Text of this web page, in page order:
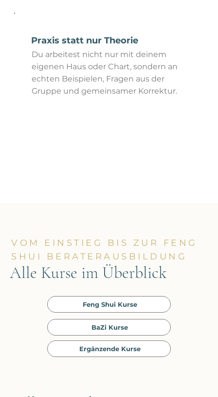
Praxis statt nur Theorie
Du arbeitest nicht nur mit deinem
eigenen Haus oder Chart, sondern an
echten Beispielen, Fragen aus der
Gruppe und gemeinsamer Korrektur.
VOM EINSTIEG BIS ZUR FENG
SHUI BERATERAUSBILDUNG
Alle Kurse im Überblick
Feng Shui Kurse
BaZi Kurse
Ergänzende Kurse